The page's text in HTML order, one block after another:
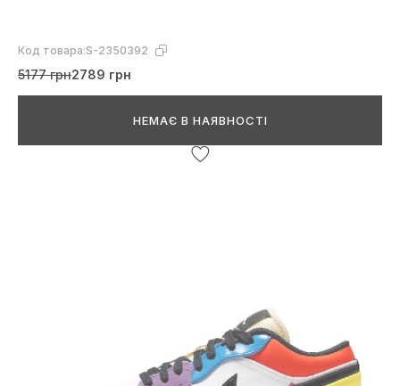
Код товара:S-2350392
5177 грн2789 грн
НЕМАЄ В НАЯВНОСТІ